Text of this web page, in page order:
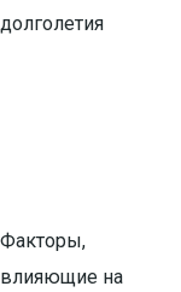
долголетия
Факторы,
влияющие на